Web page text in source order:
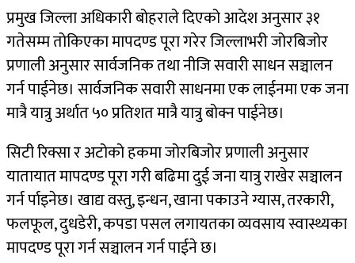
प्रमुख जिल्ला अधिकारी बोहराले दिएको आदेश अनुसार ३१
गतेसम्म तोकिएका मापदण्ड पूरा गरेर जिल्लाभरी जोरबिजोर
प्रणाली अनुसार सार्वजनिक तथा नीजि सवारी साधन सञ्चालन
गर्न पाईनेछ। सार्वजनिक सवारी साधनमा एक लाईनमा एक जना
मात्रै यात्रु अर्थात ५० प्रतिशत मात्रै यात्रु बोक्न पाईनेछ।
सिटी रिक्सा र अटोको हकमा जोरबिजोर प्रणाली अनुसार
यातायात मापदण्ड पूरा गरी बढिमा दुई जना यात्रु राखेर सञ्चालन
गर्न र्पाइनेछ। खाद्य वस्तु, इन्धन, खाना पकाउने ग्यास, तरकारी,
फलफूल, दुधडेरी, कपडा पसल लगायतका व्यवसाय स्वास्थ्यका
मापदण्ड पूरा गर्न सञ्चालन गर्न पाईने छ।